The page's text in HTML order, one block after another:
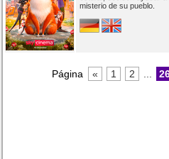
misterio de su pueblo.
Página « 1 2